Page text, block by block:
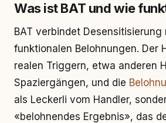
Was ist BAT und wie
BAT verbindet
funktionalen Belohnungen. Der
realen Triggern, etwa anderen
Spaziergängen, und die
als Leckerli vom Handler,
«belohnendes Ergebnis», das